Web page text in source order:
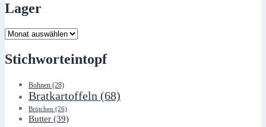
Lager
Lager
Stichworteintopf
Bohnen (28)
Bratkartoffeln (68)
Brötchen (26)
Butter (39)